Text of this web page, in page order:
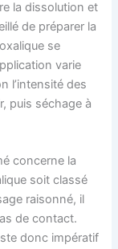
la dissolution et
de préparer la
se
varie
l’intensité des
puis séchage à
concerne la
soit classé
raisonné, il
de contact.
donc impératif